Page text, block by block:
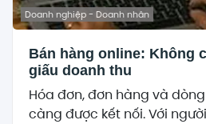
Doanh nghiệp - Doanh nhân
Bán hàng online: Không
giấu doanh thu
Hóa đơn, đơn hàng và
càng được kết nối. Với